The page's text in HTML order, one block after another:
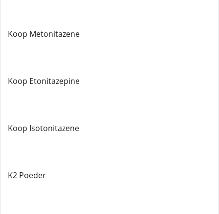
Koop Metonitazene
Koop Etonitazepine
Koop Isotonitazene
K2 Poeder